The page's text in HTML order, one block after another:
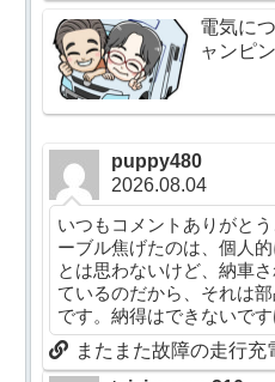
電気に
ャンピ
puppy480
2026.08.04
いつもコメントありがと
ーブル焦げたのは、個人
とは思わないけど、納車
ているのだから、それは
です。納得はできないです
またまた故障の走行充